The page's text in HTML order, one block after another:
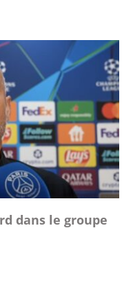
dans le groupe